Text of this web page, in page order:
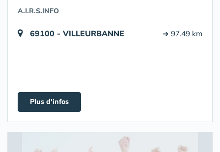
A.I.R.S.INFO
69100 - VILLEURBANNE ➔ 97.49 km
Plus d'infos